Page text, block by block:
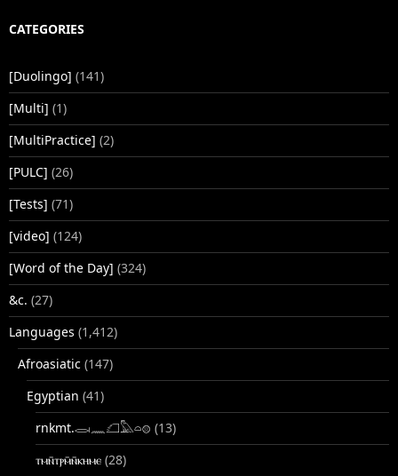
CATEGORIES
[Duolingo] (141)
[Multi] (1)
[MultiPractice] (2)
[PULC] (26)
[Tests] (71)
[video] (124)
[Word of the Day] (324)
&c. (27)
Languages (1,412)
Afroasiatic (147)
Egyptian (41)
rnkmt.𓂋𓏺𓈖𓆎𓅓𓏏𓊖 (13)
ⲧⲙⲛ̄ⲧⲣⲙ̄ⲛ̄ⲕⲏⲙⲉ (28)